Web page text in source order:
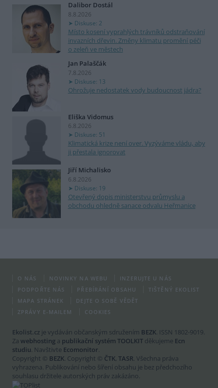
Dalibor Dostál
8.8.2026
Diskuse: 2
Místo kosení vyprahlých trávníků odstraňování
invazních dřevin. Změny klimatu promění péči
o zeleň ve městech
Jan Palaščák
7.8.2026
Diskuse: 13
Ohrožuje nedostatek vody budoucnost jádra?
Eliška Vidomus
6.8.2026
Diskuse: 51
Klimatická krize není over. Vyzýváme vládu, aby
ji přestala ignorovat
Jiří Michalisko
6.8.2026
Diskuse: 19
Otevřený dopis ministerstvu průmyslu a
obchodu ohledně sanace odvalu Heřmanice
O NÁS NOVINKY NA WEBU
INZERUJTE U NÁS
PODPOŘTE NÁS
PŘEBÍRÁNÍ OBSAHU
TIŠTĚNÝ EKOLIST
MAPA STRÁNEK
DEJTE O SOBĚ VĚDĚT
ZPRÁVY E-MAILEM
COOKIES
Ekolist.cz je vydáván občanským sdružením BEZK . ISSN 1802-9019.
Za webhosting a publikační systém TOOLKIT děkujeme Ecn
studiu . Navštivte Ecomonitor
Copyright © BEZK . Copyright © ČTK, TASR . Všechna práva
vyhrazena. Publikování nebo šíření obsahu je bez předchozího
souhlasu držitele autorských práv zakázáno.